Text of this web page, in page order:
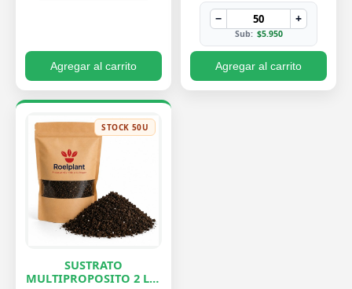
Agregar al carrito
− +
Sub: $5.950
Agregar al carrito
STOCK 50U
SUSTRATO
MULTIPROPOSITO 2 LTS